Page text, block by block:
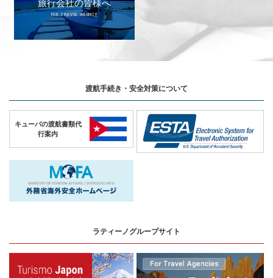
旅行会社の皆様へ
FOR TRAVEL AGENCY
ラティーノグループサイト
渡航手続き・安全対策について
キューバの渡航書類代
行案内